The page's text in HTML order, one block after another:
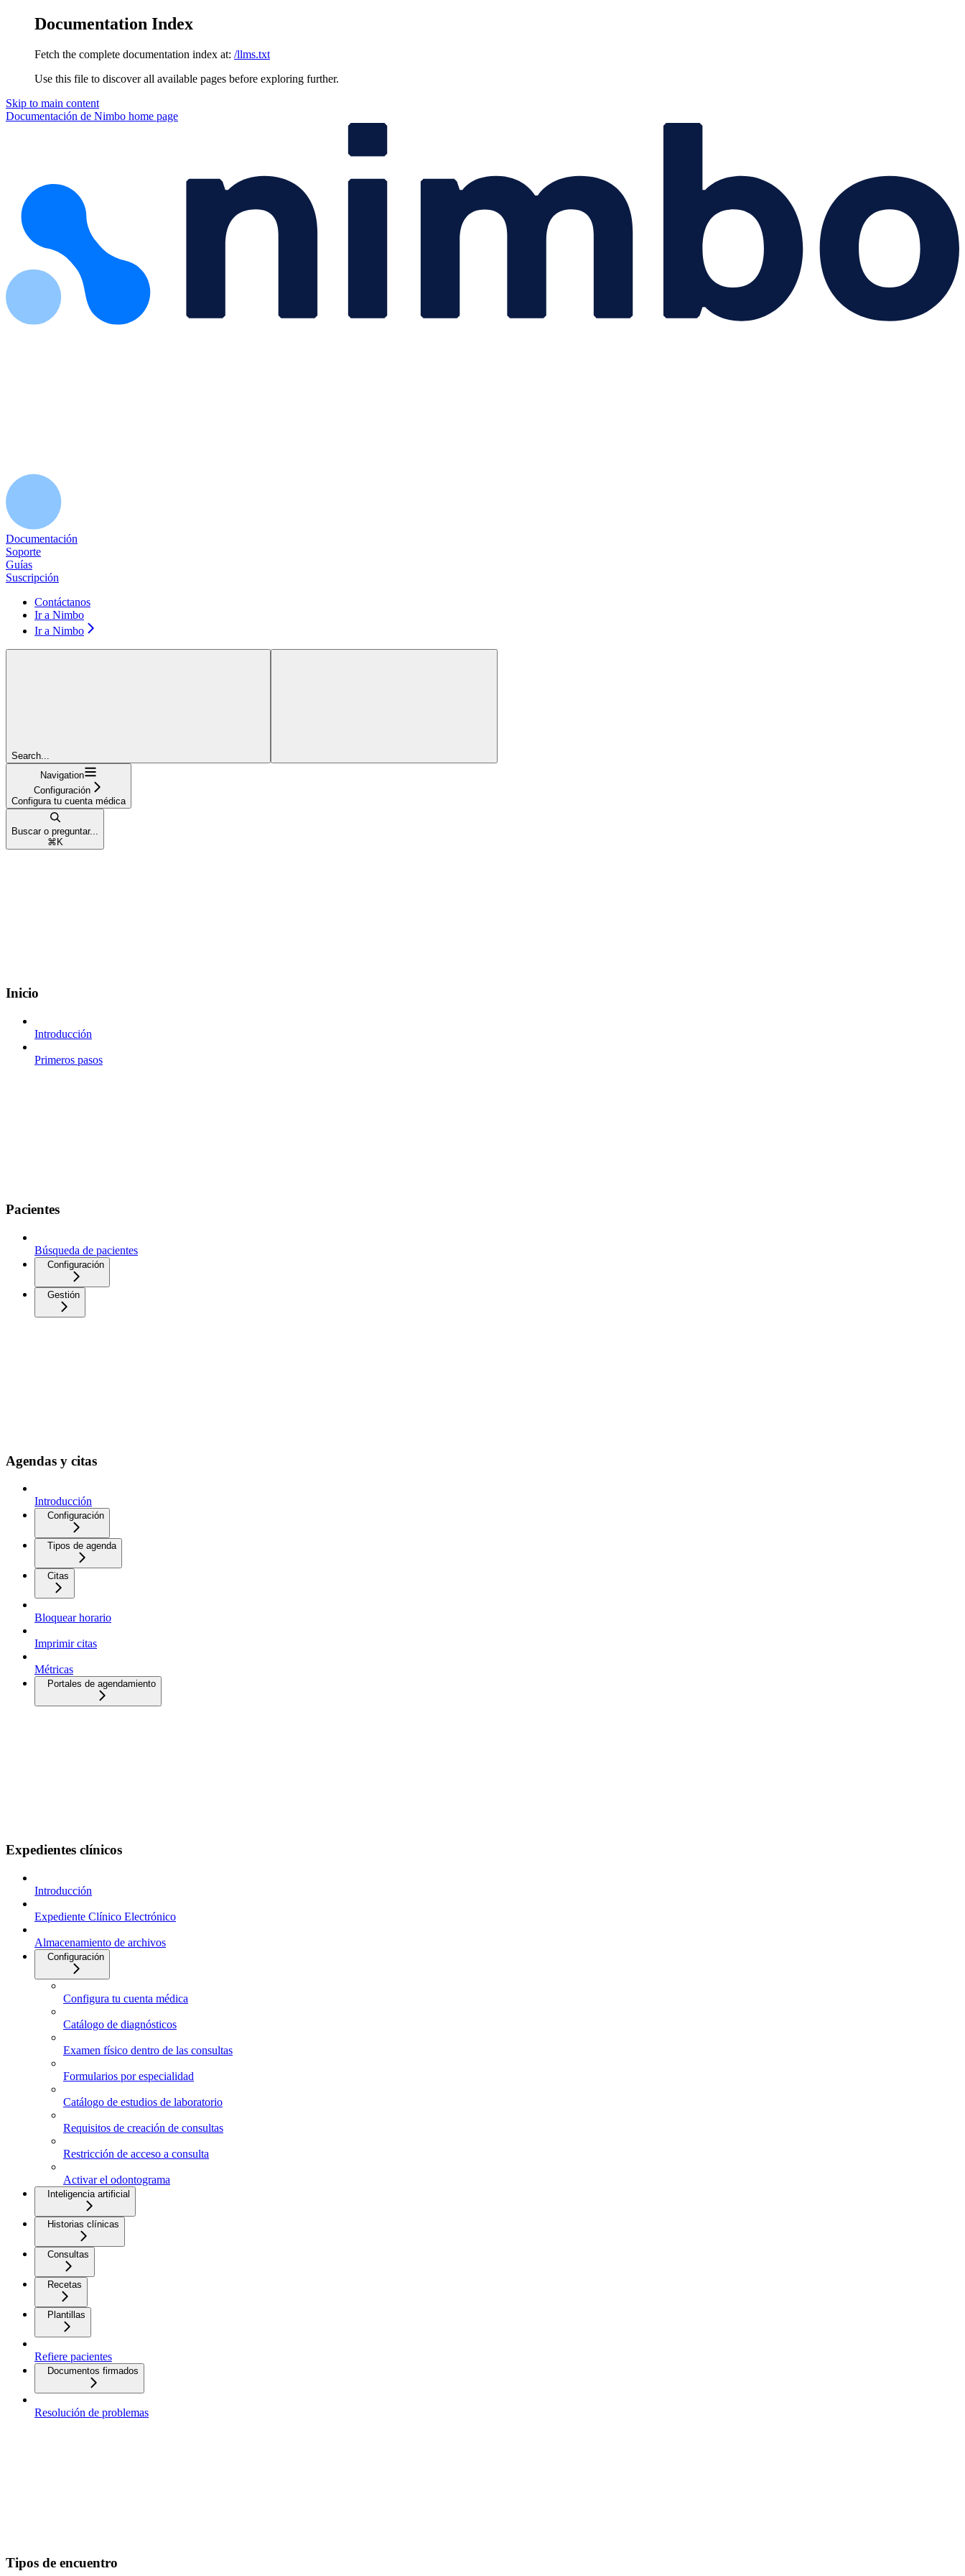
Documentation Index
Fetch the complete documentation index at: /llms.txt
Use this file to discover all available pages before exploring further.
Skip to main content
Documentación de Nimbo home page
Documentación
Soporte
Guías
Suscripción
Contáctanos
Ir a Nimbo
Ir a Nimbo
Search...
Navigation
Configuración
Configura tu cuenta médica
Buscar o preguntar...
⌘ K
Inicio
Introducción
Primeros pasos
Pacientes
Búsqueda de pacientes
Configuración
Gestión
Agendas y citas
Introducción
Configuración
Tipos de agenda
Citas
Bloquear horario
Imprimir citas
Métricas
Portales de agendamiento
Expedientes clínicos
Introducción
Expediente Clínico Electrónico
Almacenamiento de archivos
Configuración
Configura tu cuenta médica
Catálogo de diagnósticos
Examen físico dentro de las consultas
Formularios por especialidad
Catálogo de estudios de laboratorio
Requisitos de creación de consultas
Restricción de acceso a consulta
Activar el odontograma
Inteligencia artificial
Historias clínicas
Consultas
Recetas
Plantillas
Refiere pacientes
Documentos firmados
Resolución de problemas
Tipos de encuentro